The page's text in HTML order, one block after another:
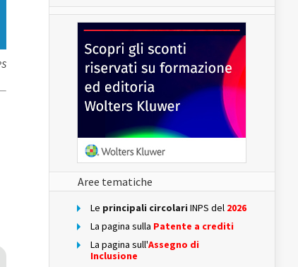
Aree tematiche
Le principali circolari INPS del 2026
La pagina sulla Patente a crediti
La pagina sull'Assegno di
Inclusione